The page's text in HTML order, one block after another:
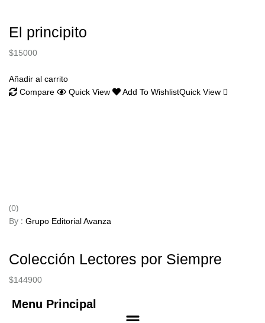
El principito
$15000
Añadir al carrito
Compare
Quick View Add To WishlistQuick View
(0)
By : Grupo Editorial Avanza
Colección Lectores por Siempre
$144900
Menu Principal